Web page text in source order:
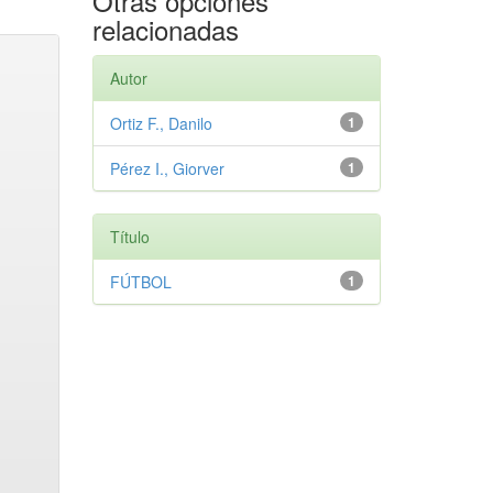
relacionadas
Autor
1
Ortiz F., Danilo
1
Pérez I., Giorver
Título
1
FÚTBOL